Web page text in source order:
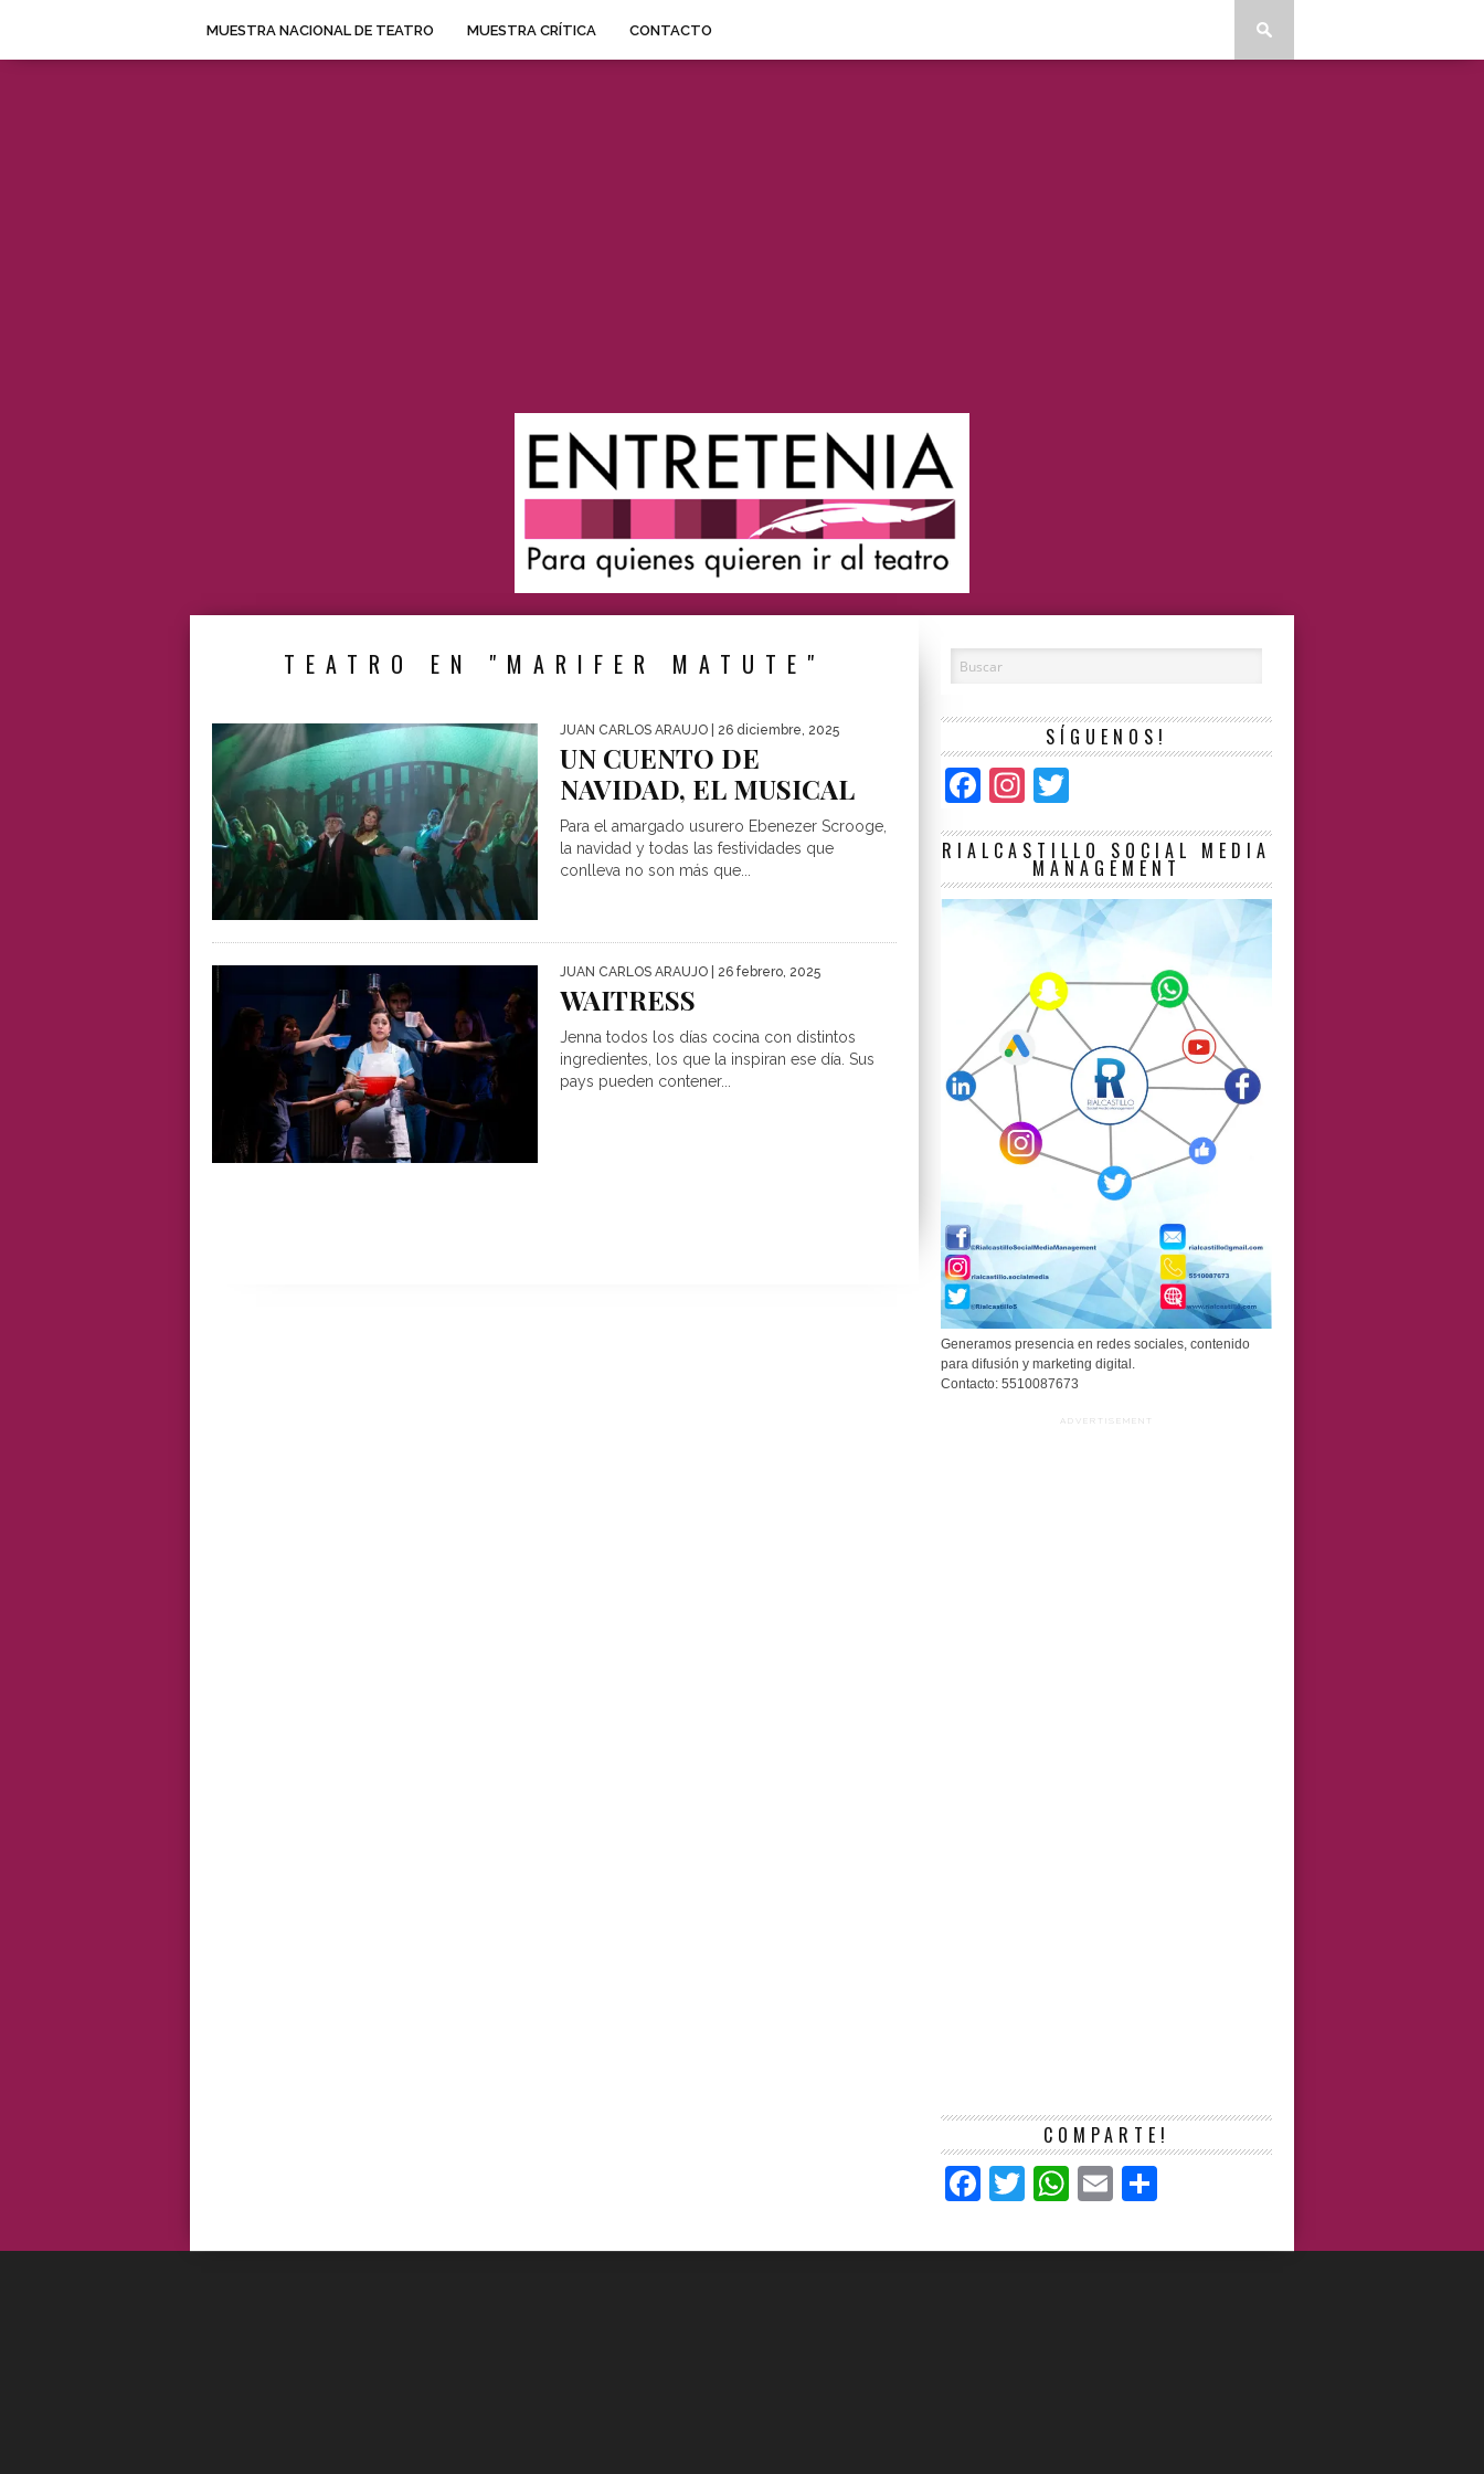
MUESTRA NACIONAL DE TEATRO MUESTRA CRÍTICA CONTACTO
TEATRO EN "MARIFER MATUTE"
JUAN CARLOS ARAUJO | 26 diciembre, 2025
UN CUENTO DE
NAVIDAD, EL MUSICAL
Para el amargado usurero Ebenezer Scrooge,
la navidad y todas las festividades que
conlleva no son más que...
JUAN CARLOS ARAUJO | 26 febrero, 2025
WAITRESS
Jenna todos los días cocina con distintos
ingredientes, los que la inspiran ese día. Sus
pays pueden contener...
SÍGUENOS!
Facebook
Instagram
RIALCASTILLO SOCIAL MEDIA
MANAGEMENT
Generamos presencia en redes sociales, contenido
para difusión y marketing digital.
Contacto: 5510087673
ADVERTISEMENT
COMPARTE!
Facebook
TwitterWhatsApp
Email